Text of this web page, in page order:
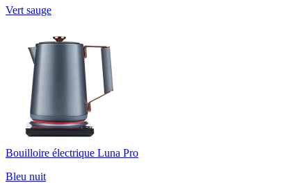
Vert sauge
Bouilloire électrique Luna Pro
Bleu nuit